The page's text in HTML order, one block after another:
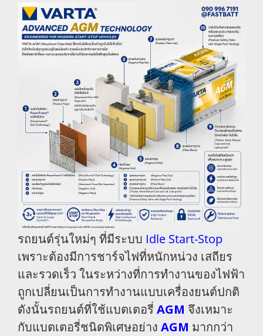
รถยนต์รุ่นใหม่ๆ ที่มีระบบ Idle Start-Stop
เพราะต้องมีการชาร์จไฟที่หนักหน่วง เสถียร
และรวดเร็ว ในระหว่างที่การทำงานของไฟฟ้า
ถูกเปลี่ยนเป็นการทำงานแบบเครื่องยนต์ปกติ
ดังนั้นรถยนต์ที่ใช้แบตเตอรี่ AGM จึงเหมาะ
กับแบตเตอรี่ชนิดพิเศษอย่าง AGM มากกว่า